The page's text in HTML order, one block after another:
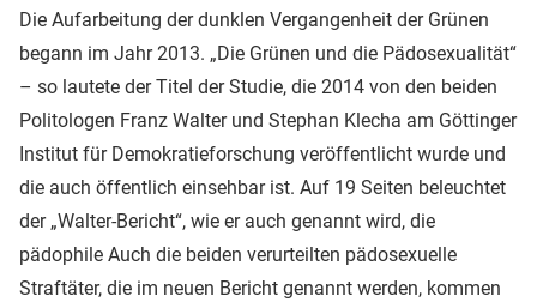
Die Aufarbeitung der dunklen Vergangenheit der Grünen
begann im Jahr 2013. „Die Grünen und die Pädosexualität“
– so lautete der Titel der Studie, die 2014 von den beiden
Politologen Franz Walter und Stephan Klecha am Göttinger
Institut für Demokratieforschung veröffentlicht wurde und
die auch öffentlich einsehbar ist. Auf 19 Seiten beleuchtet
der „Walter-Bericht“, wie er auch genannt wird, die
pädophile Auch die beiden verurteilten pädosexuelle
Straftäter, die im neuen Bericht genannt werden, kommen